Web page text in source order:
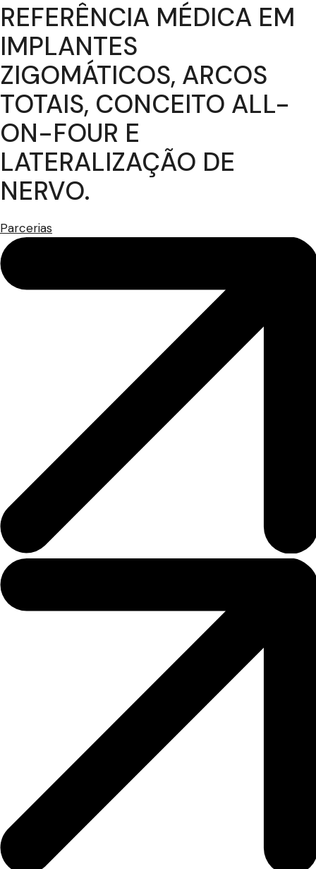
REFERÊNCIA MÉDICA EM
IMPLANTES
ZIGOMÁTICOS, ARCOS
TOTAIS, CONCEITO ALL-
ON-FOUR E
LATERALIZAÇÃO DE
NERVO.
Parcerias